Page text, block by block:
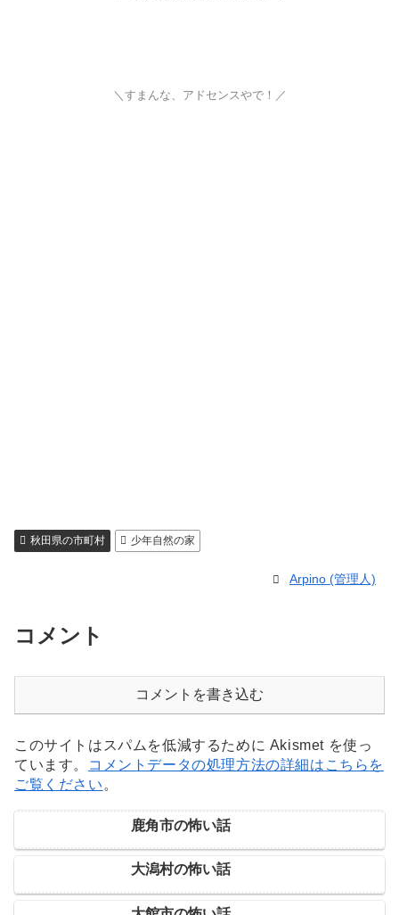
＼すまんな、アドセンスやで！／
秋田県の市町村 少年自然の家
Arpino (管理人)
コメント
コメントを書き込む
このサイトはスパムを低減するために Akismet を使っ
ています。
コメントデータの処理方法の詳細はこちらを
ご覧ください 。
鹿角市の怖い話
大潟村の怖い話